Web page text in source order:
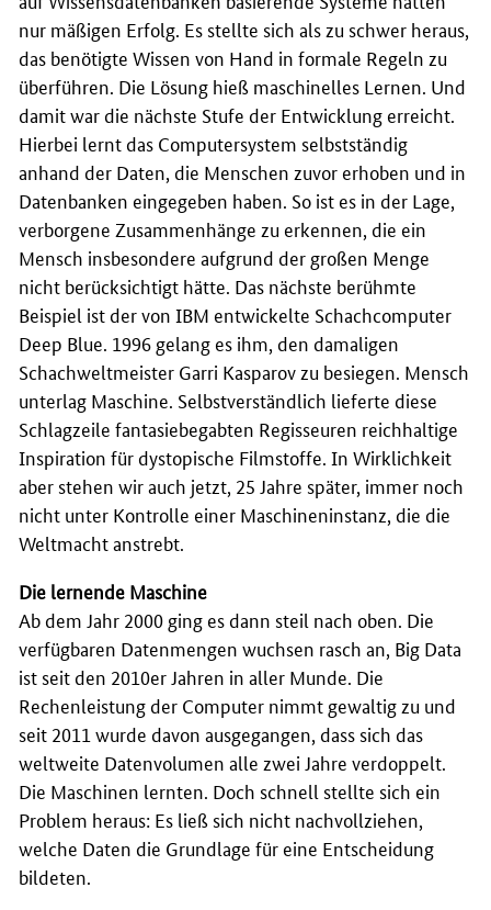
nur mäßigen Erfolg. Es stellte sich als zu schwer heraus,
das benötigte Wissen von Hand in formale Regeln zu
überführen. Die Lösung hieß maschinelles Lernen. Und
damit war die nächste Stufe der Entwicklung erreicht.
Hierbei lernt das Computersystem selbstständig
anhand der Daten, die Menschen zuvor erhoben und in
Datenbanken eingegeben haben. So ist es in der Lage,
verborgene Zusammenhänge zu erkennen, die ein
Mensch insbesondere aufgrund der großen Menge
nicht berücksichtigt hätte. Das nächste berühmte
Beispiel ist der von IBM entwickelte Schachcomputer
Deep Blue. 1996 gelang es ihm, den damaligen
Schachweltmeister Garri Kasparov zu besiegen. Mensch
unterlag Maschine. Selbstverständlich lieferte diese
Schlagzeile fantasiebegabten Regisseuren reichhaltige
Inspiration für dystopische Filmstoffe. In Wirklichkeit
aber stehen wir auch jetzt, 25 Jahre später, immer noch
nicht unter Kontrolle einer Maschineninstanz, die die
Weltmacht anstrebt.
Die lernende Maschine
Ab dem Jahr 2000 ging es dann steil nach oben. Die
verfügbaren Datenmengen wuchsen rasch an, Big Data
ist seit den 2010er Jahren in aller Munde. Die
Rechenleistung der Computer nimmt gewaltig zu und
seit 2011 wurde davon ausgegangen, dass sich das
weltweite Datenvolumen alle zwei Jahre verdoppelt.
Die Maschinen lernten. Doch schnell stellte sich ein
Problem heraus: Es ließ sich nicht nachvollziehen,
welche Daten die Grundlage für eine Entscheidung
bildeten.